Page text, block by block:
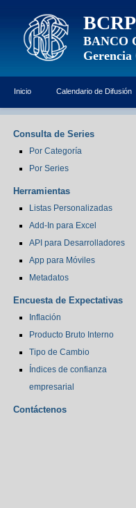
BANCO
Gerencia
Inicio Calendario de Difusión
Consulta de Series
Por Categoría
Por Series
Herramientas
Listas Personalizadas
Add-In para Excel
API para Desarrolladores
App para Móviles
Metadatos
Encuesta de Expectativas
Inflación
Producto Bruto Interno
Tipo de Cambio
Índices de confianza
empresarial
Contáctenos